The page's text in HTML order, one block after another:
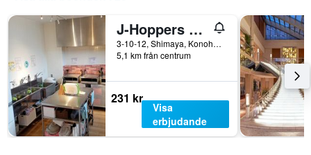
J-Hoppers Osaka Universal
3-10-12, Shimaya, Konohana-ku, Osaka, Japan
5,1 km från centrum
231 kr
Visa
erbjudande